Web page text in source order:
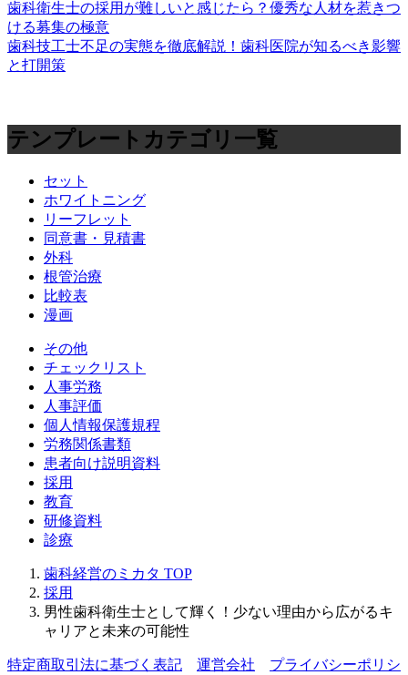
歯科衛生士の採用が難しいと感じたら？優秀な人材を惹きつ
ける募集の極意
歯科技工士不足の実態を徹底解説！歯科医院が知るべき影響
と打開策
テンプレートカテゴリ一覧
セット
ホワイトニング
リーフレット
同意書・見積書
外科
根管治療
比較表
漫画
その他
チェックリスト
人事労務
人事評価
個人情報保護規程
労務関係書類
患者向け説明資料
採用
教育
研修資料
診療
歯科経営のミカタ TOP
採用
男性歯科衛生士として輝く！少ない理由から広がるキ
ャリアと未来の可能性
特定商取引法に基づく表記 運営会社 プライバシーポリシ